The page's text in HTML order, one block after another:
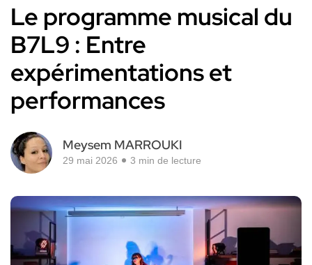
Le programme musical du
B7L9 : Entre
expérimentations et
performances
Meysem MARROUKI
29 mai 2026 3 min de lecture